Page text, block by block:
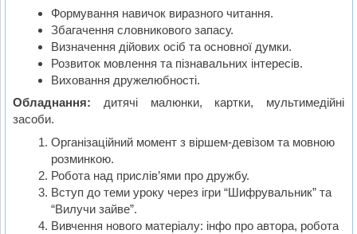
Формування навичок виразного читання.
Збагачення словникового запасу.
Визначення дійових осіб та основної думки.
Розвиток мовлення та пізнавальних інтересів.
Виховання дружелюбності.
Обладнання: дитячі малюнки, картки, мультимедійні
засоби.
Організаційний момент з віршем-девізом та мовною
розминкою.
Робота над прислів’ями про дружбу.
Вступ до теми уроку через ігри “Шифрувальник” та
“Вилучи зайве”.
Вивчення нового матеріалу: інфо про автора, робота